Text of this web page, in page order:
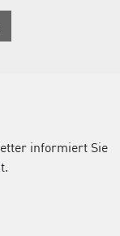
informiert Sie